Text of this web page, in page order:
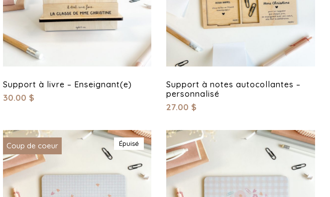
Support à livre – Enseignant(e)
30.00 $
Support à notes autocollantes –
personnalisé
27.00 $
Coup de coeur Épuisé